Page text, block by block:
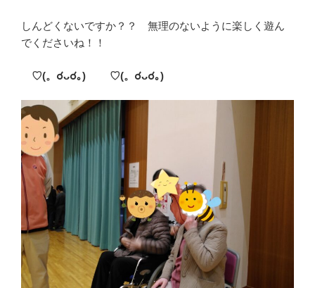
しんどくないですか？？ 無理のないように楽しく遊ん
でくださいね！！
♡(。☌ᴗ☌｡) ♡(。☌ᴗ☌｡)